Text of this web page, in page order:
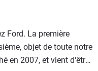
Ford. La première
objet de toute notre
en 2007, et vient d'être